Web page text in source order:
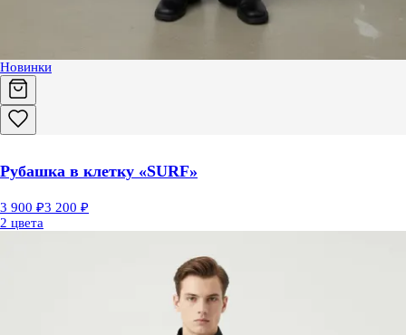
Новинки
Рубашка в клетку «SURF»
3 900 ₽3 200 ₽
2 цвета